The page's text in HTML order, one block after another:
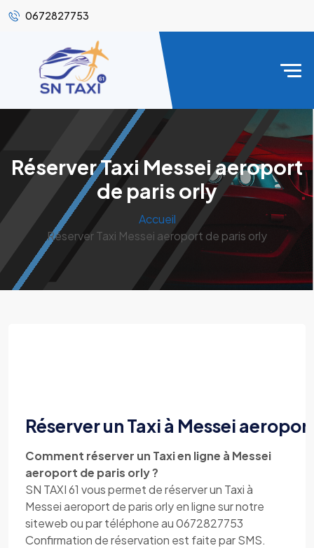
0672827753
Réserver Taxi Messei aeroport
de paris orly
Accueil
Réserver Taxi Messei aeroport de paris orly
Réserver un Taxi à Messei
Comment réserver un Taxi en ligne à Messei
aeroport de paris orly ?
SN TAXI 61 vous permet de réserver un Taxi à
Messei aeroport de paris orly en ligne sur notre
siteweb ou par téléphone au 0672827753
Confirmation de réservation est faite par SMS.